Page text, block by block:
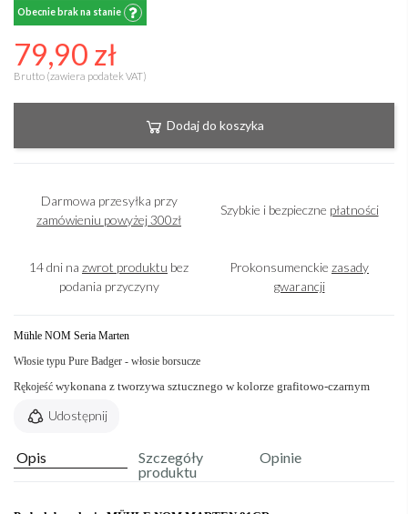
Obecnie brak na stanie
79,90 zł
Brutto (zawiera podatek VAT)
Dodaj do koszyka
Darmowa przesyłka przy
zamówieniu powyżej 300zł
Szybkie i bezpieczne płatności
14 dni na zwrot produktu bez
podania przyczyny
Prokonsumenckie zasady
gwarancji
Mühle NOM Seria Marten
Włosie typu Pure Badger - włosie borsucze
Rękojeść wykonana z tworzywa sztucznego w kolorze grafitowo-czarnym
Udostępnij
Opis
Szczegóły
produktu
Opinie